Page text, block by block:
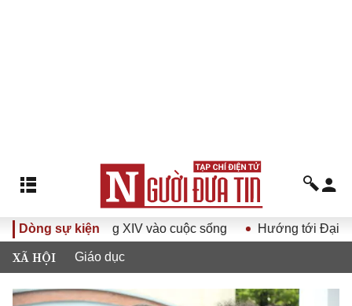
Dòng sự kiện
Đảng XIV vào cuộc sống Hướng tới Đại hội đại biểu
XÃ HỘI Giáo dục